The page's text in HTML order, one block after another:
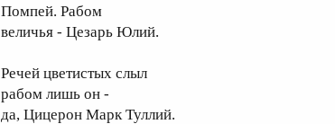
Помпей. Рабом
величья - Цезарь Юлий.
Речей цветистых слыл
рабом лишь он -
да, Цицерон Марк Туллий.